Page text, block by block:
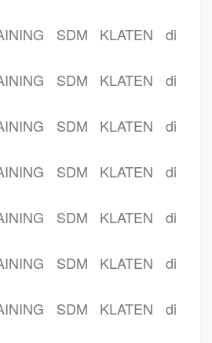
SDM KLATEN di
SDM KLATEN di
SDM KLATEN di
SDM KLATEN di
SDM KLATEN di
SDM KLATEN di
SDM KLATEN di